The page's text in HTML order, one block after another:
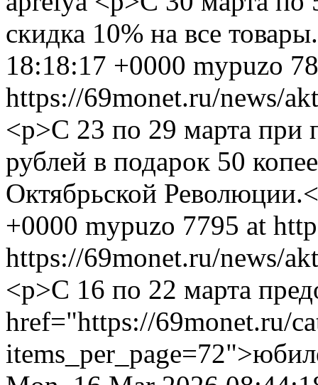
скидка 10% на все
18:18:17 +0000 mypuzo
https://69monet.ru/news/
<p>С 23 по 29 марта при
рублей в подарок 50
Октябрьской
+0000 mypuzo 7795 at
https://69monet.ru/news/
<p>С 16 по 22 марта
href="https://69monet.ru/